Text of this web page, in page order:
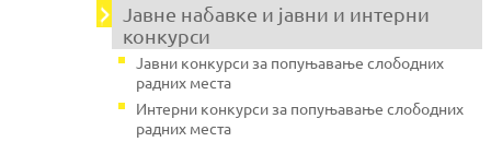
Јавнe набавке и јавни и интерни
конкурси
Јавни конкурси за попуњавање слободних
радних места
Интерни конкурси за попуњавање слободних
радних места